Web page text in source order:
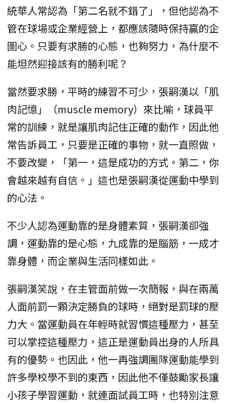
統華人常認為「第二名就不錯了」，但他認為不
管在球場或企業經營上，都應該隨時保持贏的企
圖心。只要有求勝的心態，也夠努力，為什麼不
能坦然迎接該有的勝利呢？
當然要求勝，平時的練習不可少，張嗣漢以「肌
肉記憶」（muscle memory）來比喻，球員平
常的訓練，就是讓肌肉記住正確的動作，因此他
常告訴員工，只要是正確的事物，就一直照做，
不要改變，「第一，這是成功的方式。第二，你
會越來越有自信。」這也是張嗣漢從運動中學到
的心法。
不少人認為運動靠的是身體素質，張嗣漢卻強
調，運動靠的是心態，九成靠的是腦筋，一成才
靠身體，而企業與生活同樣如此。
張嗣漢笑說，在主管面前做一次簡報，與在兩萬
人面前罰一顆決定勝負的球時，絕對是罰球的壓
力大。當運動員在年輕時就習慣這種壓力，甚至
可以掌控這種壓力，這正是運動員出身的人所具
有的優勢。也因此，他一再強調團隊運動能學到
許多學校學不到的東西，因此他不僅鼓勵家長讓
小孩子學習運動，就連面試員工時，也特別注意